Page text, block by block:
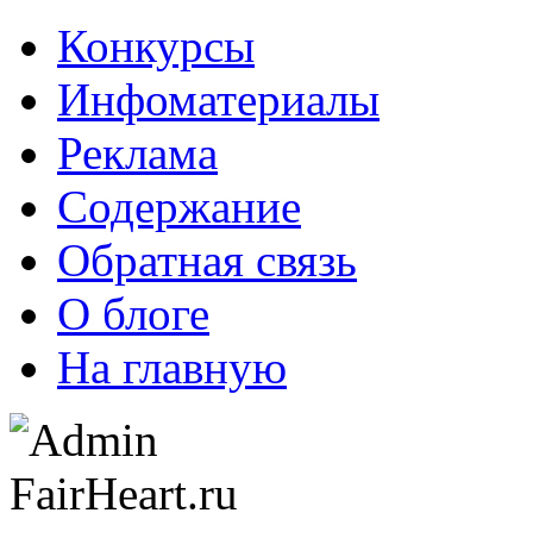
Конкурсы
Инфоматериалы
Реклама
Содержание
Обратная связь
О блоге
На главную